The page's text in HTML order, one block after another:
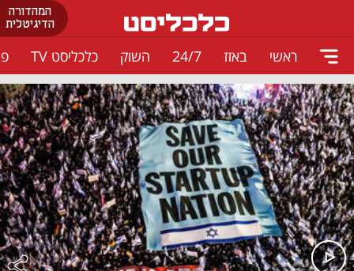
המהדורה
הדיגיטלית
ראשי באזז 24/7 השוק כלכליסט TV